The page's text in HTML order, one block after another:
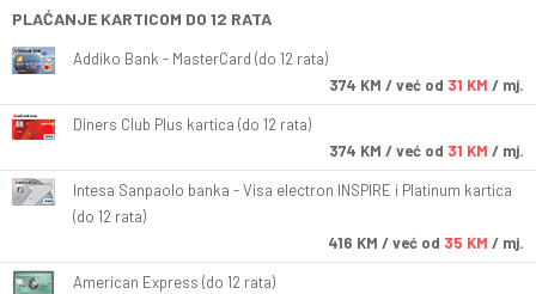
PLAĆANJE KARTICOM DO 12 RATA
Addiko Bank - MasterCard (do 12 rata)
374 KM / već od 31 KM / mj.
Diners Club Plus kartica (do 12 rata)
374 KM / već od 31 KM / mj.
Intesa Sanpaolo banka - Visa electron INSPIRE i Platinum kartica
(do 12 rata)
416 KM / već od 35 KM / mj.
American Express (do 12 rata)